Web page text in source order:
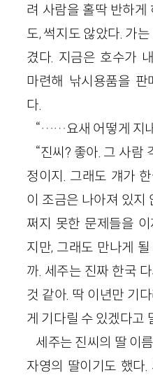
려 사람을 홀딱 반하게
도, 썩지도 않았다. 가
겼다. 지금은 호수가
마련해 낚시용품을
다.
“……요새 어떻게 지
“진씨? 좋아. 그 사람
정이지. 그래도 걔가
이 조금은 나아져 있지
쩌지 못한 문제들을
지만, 그래도 만나게
까. 세주는 진짜 한국
것 같아. 딱 이년만 기
게 기다릴 수 있겠다고
세주는 진씨의 딸 이
자영의 딸이기도 했다